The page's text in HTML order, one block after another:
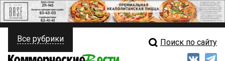
ПОЛИТИКА Свежий выпуск
Все рубрики Поиск по сайту